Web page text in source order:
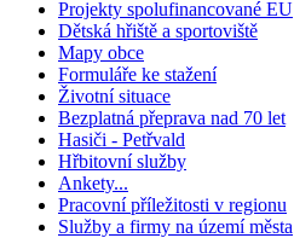
Projekty spolufinancované EU
Dětská hřiště a sportoviště
Mapy obce
Formuláře ke stažení
Životní situace
Bezplatná přeprava nad 70 let
Hasiči - Petřvald
Hřbitovní služby
Ankety...
Pracovní příležitosti v regionu
Služby a firmy na území města